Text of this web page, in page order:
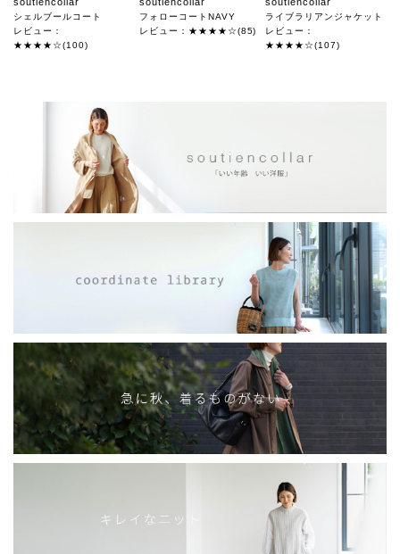
シェルブールコート
レビュー：
★★★★☆(100)
フォローコートNAVY
レビュー：★★★★☆(85)
ライブラリアンジャケット
レビュー：
★★★★☆(107)